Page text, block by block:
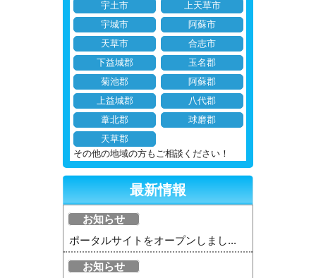
宇土市
上天草市
宇城市
阿蘇市
天草市
合志市
下益城郡
玉名郡
菊池郡
阿蘇郡
上益城郡
八代郡
葦北郡
球磨郡
天草郡
その他の地域の方もご相談ください！
最新情報
お知らせ
ポータルサイトをオープンしまし...
お知らせ